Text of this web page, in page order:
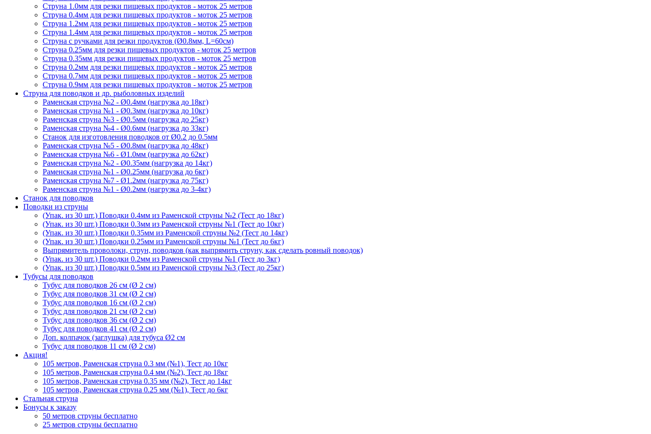
Струна 1.0мм для резки пищевых продуктов - моток 25 метров
Струна 0.4мм для резки пищевых продуктов - моток 25 метров
Струна 1.2мм для резки пищевых продуктов - моток 25 метров
Струна 1.4мм для резки пищевых продуктов - моток 25 метров
Струна с ручками для резки продуктов (Ø0.8мм, L=60см)
Струна 0.25мм для резки пищевых продуктов - моток 25 метров
Струна 0.35мм для резки пищевых продуктов - моток 25 метров
Струна 0.2мм для резки пищевых продуктов - моток 25 метров
Струна 0.7мм для резки пищевых продуктов - моток 25 метров
Струна 0.9мм для резки пищевых продуктов - моток 25 метров
Струна для поводков и др. рыболовных изделий
Раменская струна №2 - Ø0.4мм (нагрузка до 18кг)
Раменская струна №1 - Ø0.3мм (нагрузка до 10кг)
Раменская струна №3 - Ø0.5мм (нагрузка до 25кг)
Раменская струна №4 - Ø0.6мм (нагрузка до 33кг)
Станок для изготовления поводков от Ø0.2 до 0.5мм
Раменская струна №5 - Ø0.8мм (нагрузка до 48кг)
Раменская струна №6 - Ø1.0мм (нагрузка до 62кг)
Раменская струна №2 - Ø0.35мм (нагрузка до 14кг)
Раменская струна №1 - Ø0.25мм (нагрузка до 6кг)
Раменская струна №7 - Ø1.2мм (нагрузка до 75кг)
Раменская струна №1 - Ø0.2мм (нагрузка до 3-4кг)
Станок для поводков
Поводки из струны
(Упак. из 30 шт.) Поводки 0.4мм из Раменской струны №2 (Тест до 18кг)
(Упак. из 30 шт.) Поводки 0.3мм из Раменской струны №1 (Тест до 10кг)
(Упак. из 30 шт.) Поводки 0.35мм из Раменской струны №2 (Тест до 14кг)
(Упак. из 30 шт.) Поводки 0.25мм из Раменской струны №1 (Тест до 6кг)
Выпрямитель проволоки, струн, поводков (как выпрямить струну, как сделать ровный поводок)
(Упак. из 30 шт.) Поводки 0.2мм из Раменской струны №1 (Тест до 3кг)
(Упак. из 30 шт.) Поводки 0.5мм из Раменской струны №3 (Тест до 25кг)
Тубусы для поводков
Тубус для поводков 26 см (Ø 2 см)
Тубус для поводков 31 см (Ø 2 см)
Тубус для поводков 16 см (Ø 2 см)
Тубус для поводков 21 см (Ø 2 см)
Тубус для поводков 36 см (Ø 2 см)
Тубус для поводков 41 см (Ø 2 см)
Доп. колпачок (заглушка) для тубуса Ø2 см
Тубус для поводков 11 см (Ø 2 см)
Акция!
105 метров, Раменская струна 0.3 мм (№1), Тест до 10кг
105 метров, Раменская струна 0.4 мм (№2), Тест до 18кг
105 метров, Раменская струна 0.35 мм (№2), Тест до 14кг
105 метров, Раменская струна 0.25 мм (№1), Тест до 6кг
Стальная струна
Бонусы к заказу
50 метров струны бесплатно
25 метров струны бесплатно